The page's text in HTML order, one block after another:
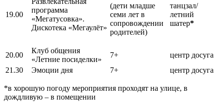
19.00
программа
«Мегатусовка».
Дискотека «Мегаулёт»
(дети младше
семи лет в
сопровождении
родителей)
танцзал/
летний
шатер*
20.00
Клуб общения
«Летние посиделки»
7+
центр досуга
21.30
Эмоции дня 7+ центр досуга
*в хорошую погоду мероприятия проходят на улице, в
дождливую – в помещении